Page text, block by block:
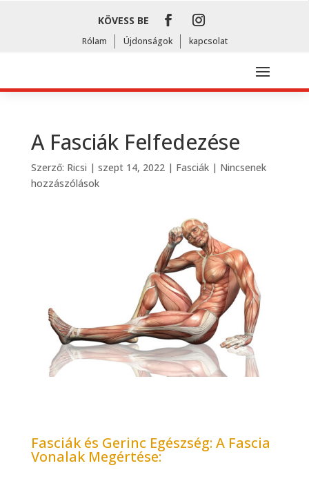
KÖVESS BE
Rólam Újdonságok kapcsolat
A Fasciák Felfedezése
Szerző: Ricsi | szept 14, 2022| Fasciák| Nincsenek
hozzászólások
Fasciák és Gerinc Egészség: A Fascia
Vonalak Megértése: